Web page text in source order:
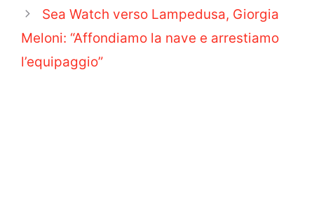
Sea Watch verso Lampedusa, Giorgia
Meloni: “Affondiamo la nave e arrestiamo
l’equipaggio”